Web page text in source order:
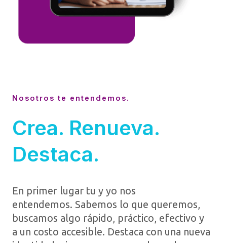
Nosotros te entendemos.
Crea. Renueva.
Destaca.
En primer lugar tu y yo nos
entendemos. Sabemos lo que queremos,
buscamos algo rápido, práctico, efectivo y
a un costo accesible. Destaca con una nueva